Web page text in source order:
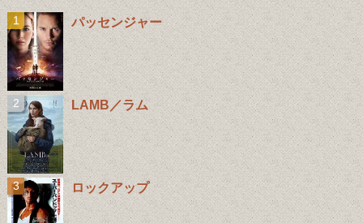
パッセンジャー
LAMB／ラム
ロックアップ